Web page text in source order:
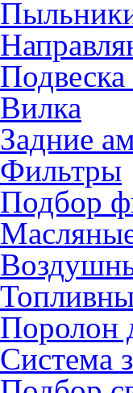
Вилка
Задние
Фильтры
Подбор
Поролон
Система